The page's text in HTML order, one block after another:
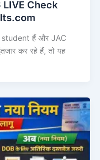
Check
हैं और JAC
कर रहे हैं, तो यह